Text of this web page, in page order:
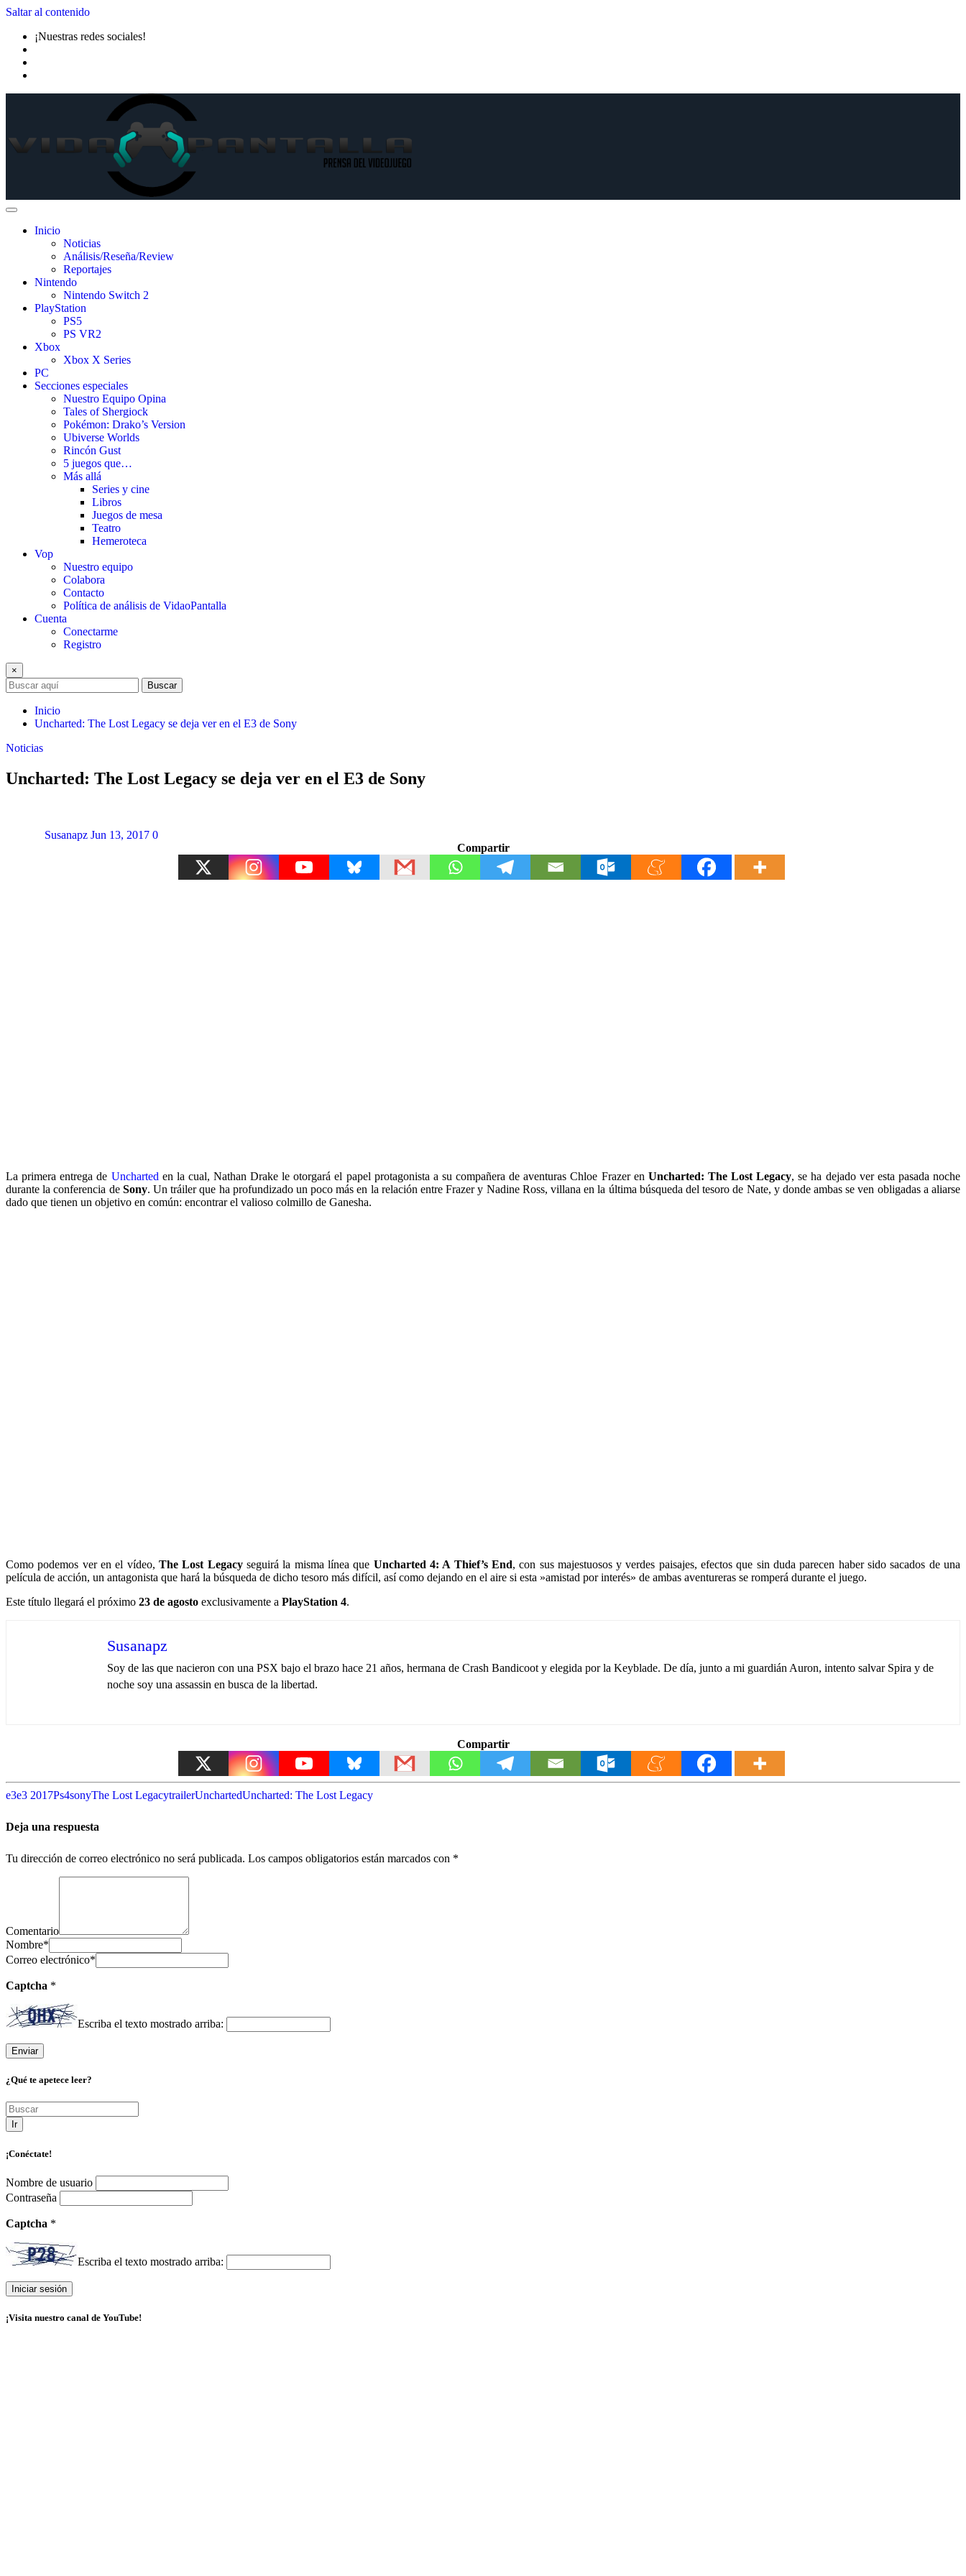
Saltar al contenido
¡Nuestras redes sociales!
Inicio
Noticias
Análisis/Reseña/Review
Reportajes
Nintendo
Nintendo Switch 2
PlayStation
PS5
PS VR2
Xbox
Xbox X Series
PC
Secciones especiales
Nuestro Equipo Opina
Tales of Shergiock
Pokémon: Drako’s Version
Ubiverse Worlds
Rincón Gust
5 juegos que…
Más allá
Series y cine
Libros
Juegos de mesa
Teatro
Hemeroteca
Vop
Nuestro equipo
Colabora
Contacto
Política de análisis de VidaoPantalla
Cuenta
Conectarme
Registro
×
Buscar
Inicio
Uncharted: The Lost Legacy se deja ver en el E3 de Sony
Noticias
Uncharted: The Lost Legacy se deja ver en el E3 de Sony
Susanapz Jun 13, 2017 0
Compartir
La primera entrega de Uncharted en la cual, Nathan Drake le otorgará el papel protagonista a su compañera de aventuras Chloe Frazer en Uncharted: The Lost Legacy, se ha dejado ver esta pasada noche
durante la conferencia deSony. Un tráiler que ha profundizado un poco más en la relación entre Frazer y Nadine Ross, villana en la última búsqueda del tesoro de Nate, y donde ambas se ven obligadas a aliarse
dado que tienen un objetivo en común: encontrar el valioso colmillo de Ganesha.
Como podemos ver en el vídeo, The Lost Legacyseguirá la misma línea que Uncharted 4: A Thief’s End, con sus majestuosos y verdes paisajes, efectos que sin duda parecen haber sido sacados de una
película de acción, un antagonista que hará la búsqueda de dicho tesoro más difícil, así como dejando en el aire si esta »amistad por interés» de ambas aventureras se romperá durante el juego.
Este título llegará el próximo 23 de agosto exclusivamente a PlayStation 4.
Susanapz
Soy de las que nacieron con una PSX bajo el brazo hace 21 años, hermana de Crash Bandicoot y elegida por la Keyblade. De día, junto a mi guardián Auron, intento salvar Spira y de
noche soy una assassin en busca de la libertad.
Compartir
e3e3 2017Ps4sonyThe Lost LegacytrailerUnchartedUncharted: The Lost Legacy
Deja una respuesta
Tu dirección de correo electrónico no será publicada. Los campos obligatorios están marcados con *
Comentario
Nombre*
Correo electrónico*
Captcha *
Escriba el texto mostrado arriba:
¿Qué te apetece leer?
Ir
¡Conéctate!
Nombre de usuario
Contraseña
Captcha *
Escriba el texto mostrado arriba:
¡Visita nuestro canal de YouTube!